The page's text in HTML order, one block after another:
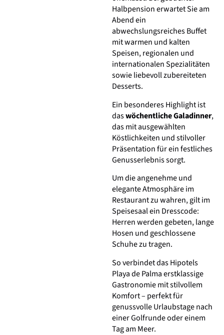
Halbpension erwartet Sie am
Abend ein
abwechslungsreiches Buffet
mit warmen und kalten
Speisen, regionalen und
internationalen Spezialitäten
sowie liebevoll zubereiteten
Desserts.
Ein besonderes Highlight ist
daswöchentliche Galadinner,
das mit ausgewählten
Köstlichkeiten und stilvoller
Präsentation für ein festliches
Genusserlebnis sorgt.
Um die angenehme und
elegante Atmosphäre im
Restaurant zu wahren, gilt im
Speisesaal ein Dresscode:
Herren werden gebeten, lange
Hosen und geschlossene
Schuhe zu tragen.
So verbindet das Hipotels
Playa de Palma erstklassige
Gastronomie mit stilvollem
Komfort – perfekt für
genussvolle Urlaubstage nach
einer Golfrunde oder einem
Tag am Meer.